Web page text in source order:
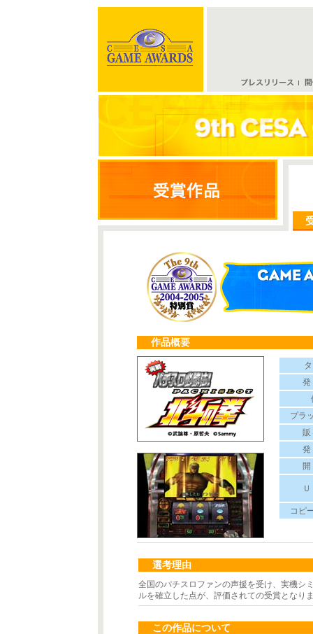
作品概要
プラ
コピ
選考理由
全国のパチスロファンの声援を受け、実機シ
ルを確立した点が、評価されての受賞となり
この作品について